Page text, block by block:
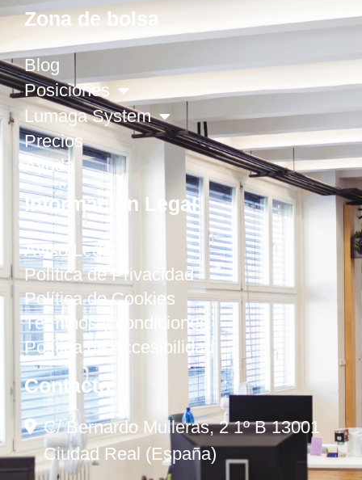
Zona de bolsa
Blog
Posiciones
Lumaga System
Precios
Ayuda
Información Legal
Aviso Legal
Política de Privacidad
Política de Cookies
Términos y condiciones
Política de Accesibilidad
Contacto
C/ Bernardo Mulleras, 2 1º B 13001
Ciudad Real (España)